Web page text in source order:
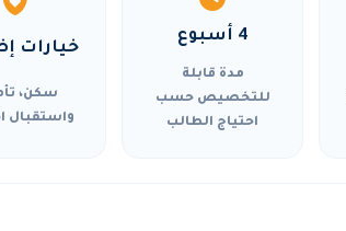
4 أسبوع
مدة قابلة
للتخصيص حسب
احتياج الطالب
خيارات
سكن،
واستقبال